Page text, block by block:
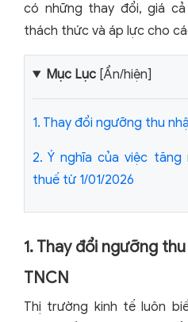
có những thay đổi, giá
thách thức và áp lực cho
Mục Lục[Ẩn/hiện]
1. Thay đổi ngưỡng thu
2.Ý nghĩa của việc
thuế từ 1/01/2026
1. Thay đổi ngưỡng
TNCN
Thị trường kinh tế luôn